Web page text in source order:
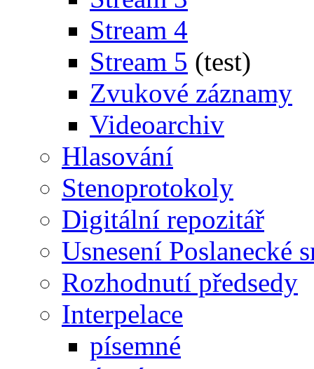
Stream 4
Stream 5 (test)
Zvukové záznamy
Videoarchiv
Hlasování
Stenoprotokoly
Digitální repozitář
Usnesení Poslanecké
Rozhodnutí předsedy
Interpelace
písemné